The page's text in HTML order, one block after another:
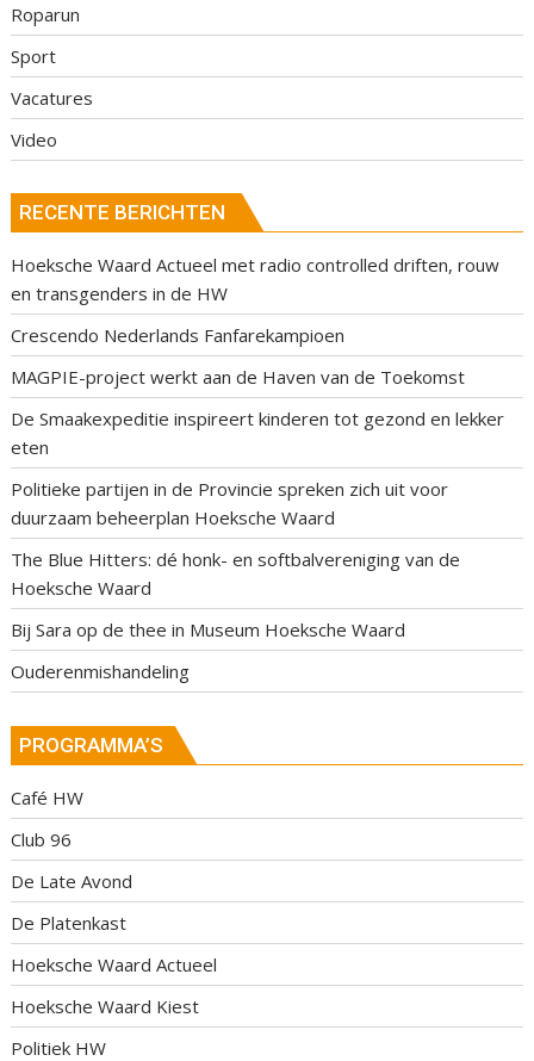
Roparun
Sport
Vacatures
Video
RECENTE BERICHTEN
Hoeksche Waard Actueel met radio controlled driften, rouw
en transgenders in de HW
Crescendo Nederlands Fanfarekampioen
MAGPIE-project werkt aan de Haven van de Toekomst
De Smaakexpeditie inspireert kinderen tot gezond en lekker
eten
Politieke partijen in de Provincie spreken zich uit voor
duurzaam beheerplan Hoeksche Waard
The Blue Hitters: dé honk- en softbalvereniging van de
Hoeksche Waard
Bij Sara op de thee in Museum Hoeksche Waard
Ouderenmishandeling
PROGRAMMA’S
Café HW
Club 96
De Late Avond
De Platenkast
Hoeksche Waard Actueel
Hoeksche Waard Kiest
Politiek HW